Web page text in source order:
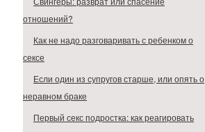
отношений?
Как не надо разговаривать с ребенком о
сексе
Если один из супругов старше, или опять о
неравном браке
Первый секс подростка: как реагировать